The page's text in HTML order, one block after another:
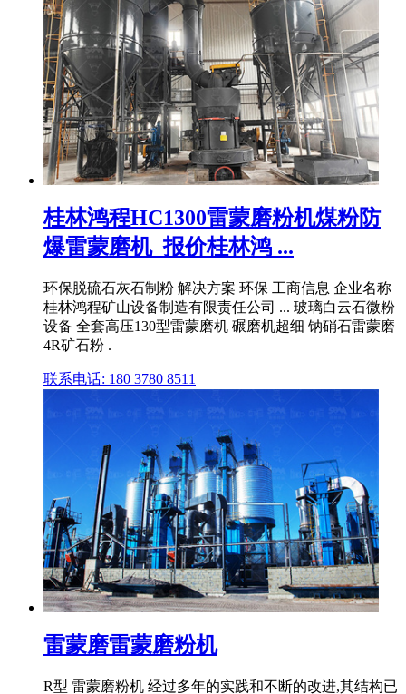
桂林鸿程HC1300雷蒙磨粉机煤粉防
爆雷蒙磨机_报价桂林鸿 ...
环保脱硫石灰石制粉 解决方案 环保 工商信息 企业名称
桂林鸿程矿山设备制造有限责任公司 ... 玻璃白云石微粉
设备 全套高压130型雷蒙磨机 碾磨机超细 钠硝石雷蒙磨
4R矿石粉 .
联系电话: 180 3780 8511
雷蒙磨雷蒙磨粉机
R型 雷蒙磨粉机 经过多年的实践和不断的改进,其结构已